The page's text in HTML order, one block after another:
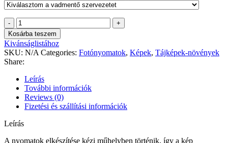
Barbalics
Nándor
-
Elfújta
a
szél
quantity
Kosárba teszem
Kivánságlistához
SKU: N/A Categories: Fotónyomatok, Képek, Tájképek-növények
Share:
Leírás
További információk
Reviews (0)
Fizetési és szállítási információk
Leírás
A nyomatok elkészítése kézi műhelyben történik, így a kép